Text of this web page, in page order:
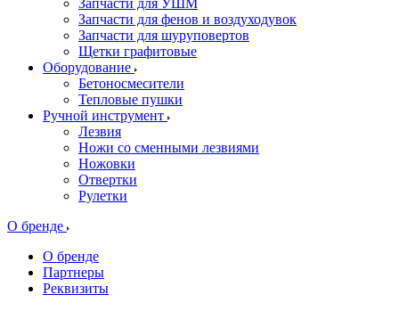
Запчасти для УШМ
Запчасти для фенов и воздуходувок
Запчасти для шуруповертов
Щетки графитовые
Оборудование
Бетоносмесители
Тепловые пушки
Ручной инструмент
Лезвия
Ножи со сменными лезвиями
Ножовки
Отвертки
Рулетки
О бренде
О бренде
Партнеры
Реквизиты